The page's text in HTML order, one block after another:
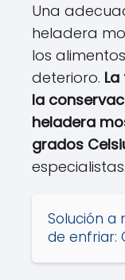
Una
heladera
los
deterioro.
la
heladera
grados
especialistas.
Solución a
de enfriar: